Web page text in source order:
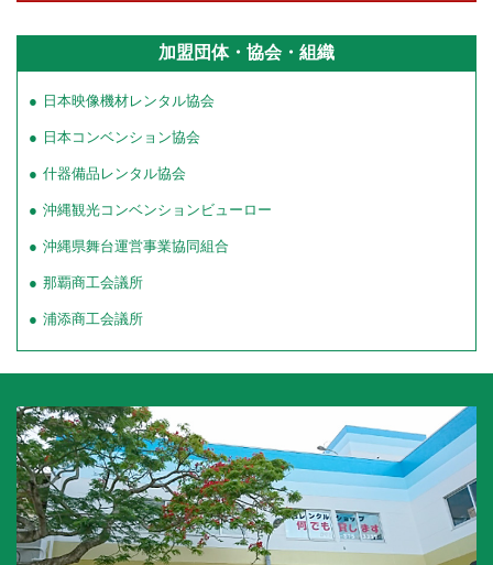
加盟団体・協会・組織
日本映像機材レンタル協会
日本コンベンション協会
什器備品レンタル協会
沖縄観光コンベンションビューロー
沖縄県舞台運営事業協同組合
那覇商工会議所
浦添商工会議所